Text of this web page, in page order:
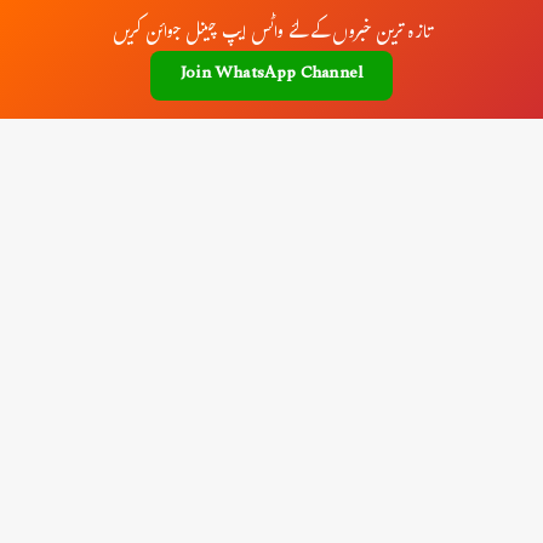
تازہ ترین خبروں کے لئے واٹس ایپ چینل جوائن کریں
Join WhatsApp Channel